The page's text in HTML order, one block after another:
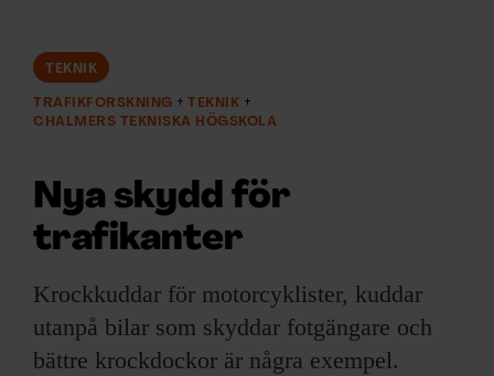
NYHETSBREV
ÄMNEN
ARKIV & E-TIDNING
LYSSNA/PODD
EVENEMANG & RESOR
TEKNIK
TRAFIKFORSKNING
TEKNIK
CHALMERS TEKNISKA HÖGSKOLA
Nya skydd för
trafikanter
Krockkuddar för motorcyklister, kuddar
utanpå bilar som skyddar fotgängare och
bättre krockdockor är några exempel.